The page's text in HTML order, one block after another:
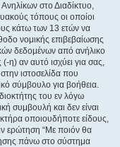
στο Διαδίκτυο,
τόπους οι οποίοι
κάτω των 13 ετών να
νομικής επιβεβαίωσης
δεδομένων από ανήλικο
η) αν αυτό ισχύει για σας,
ιστοσελίδα που
σύμβουλο για βοήθεια.
του εν λόγω
συμβουλή και δεν είναι
οποιουδήποτε είδους,
ερώτηση “Με ποιόν θα
πάνω στο σύστημα